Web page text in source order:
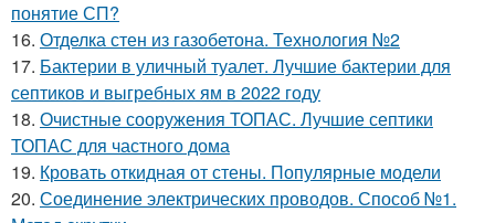
понятие СП?
16. Отделка стен из газобетона. Технология №2
17. Бактерии в уличный туалет. Лучшие бактерии для
септиков и выгребных ям в 2022 году
18. Очистные сооружения ТОПАС. Лучшие септики
ТОПАС для частного дома
19. Кровать откидная от стены. Популярные модели
20. Соединение электрических проводов. Способ №1.